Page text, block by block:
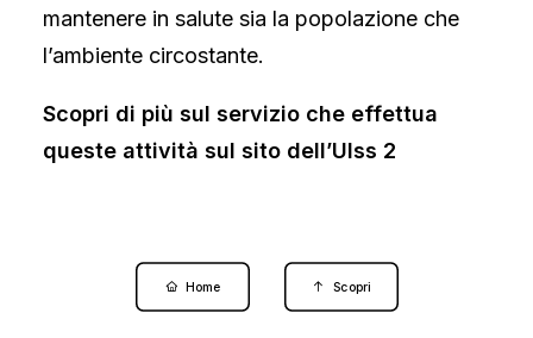
mantenere in salute sia la popolazione che
l’ambiente circostante.
Scopri di più sul servizio che effettua
queste attività sul sito dell’Ulss 2
Home Scopri